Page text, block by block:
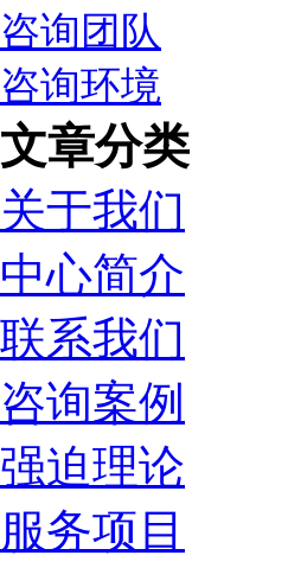
咨询团队
咨询环境
文章分类
关于我们
中心简介
联系我们
咨询案例
强迫理论
服务项目